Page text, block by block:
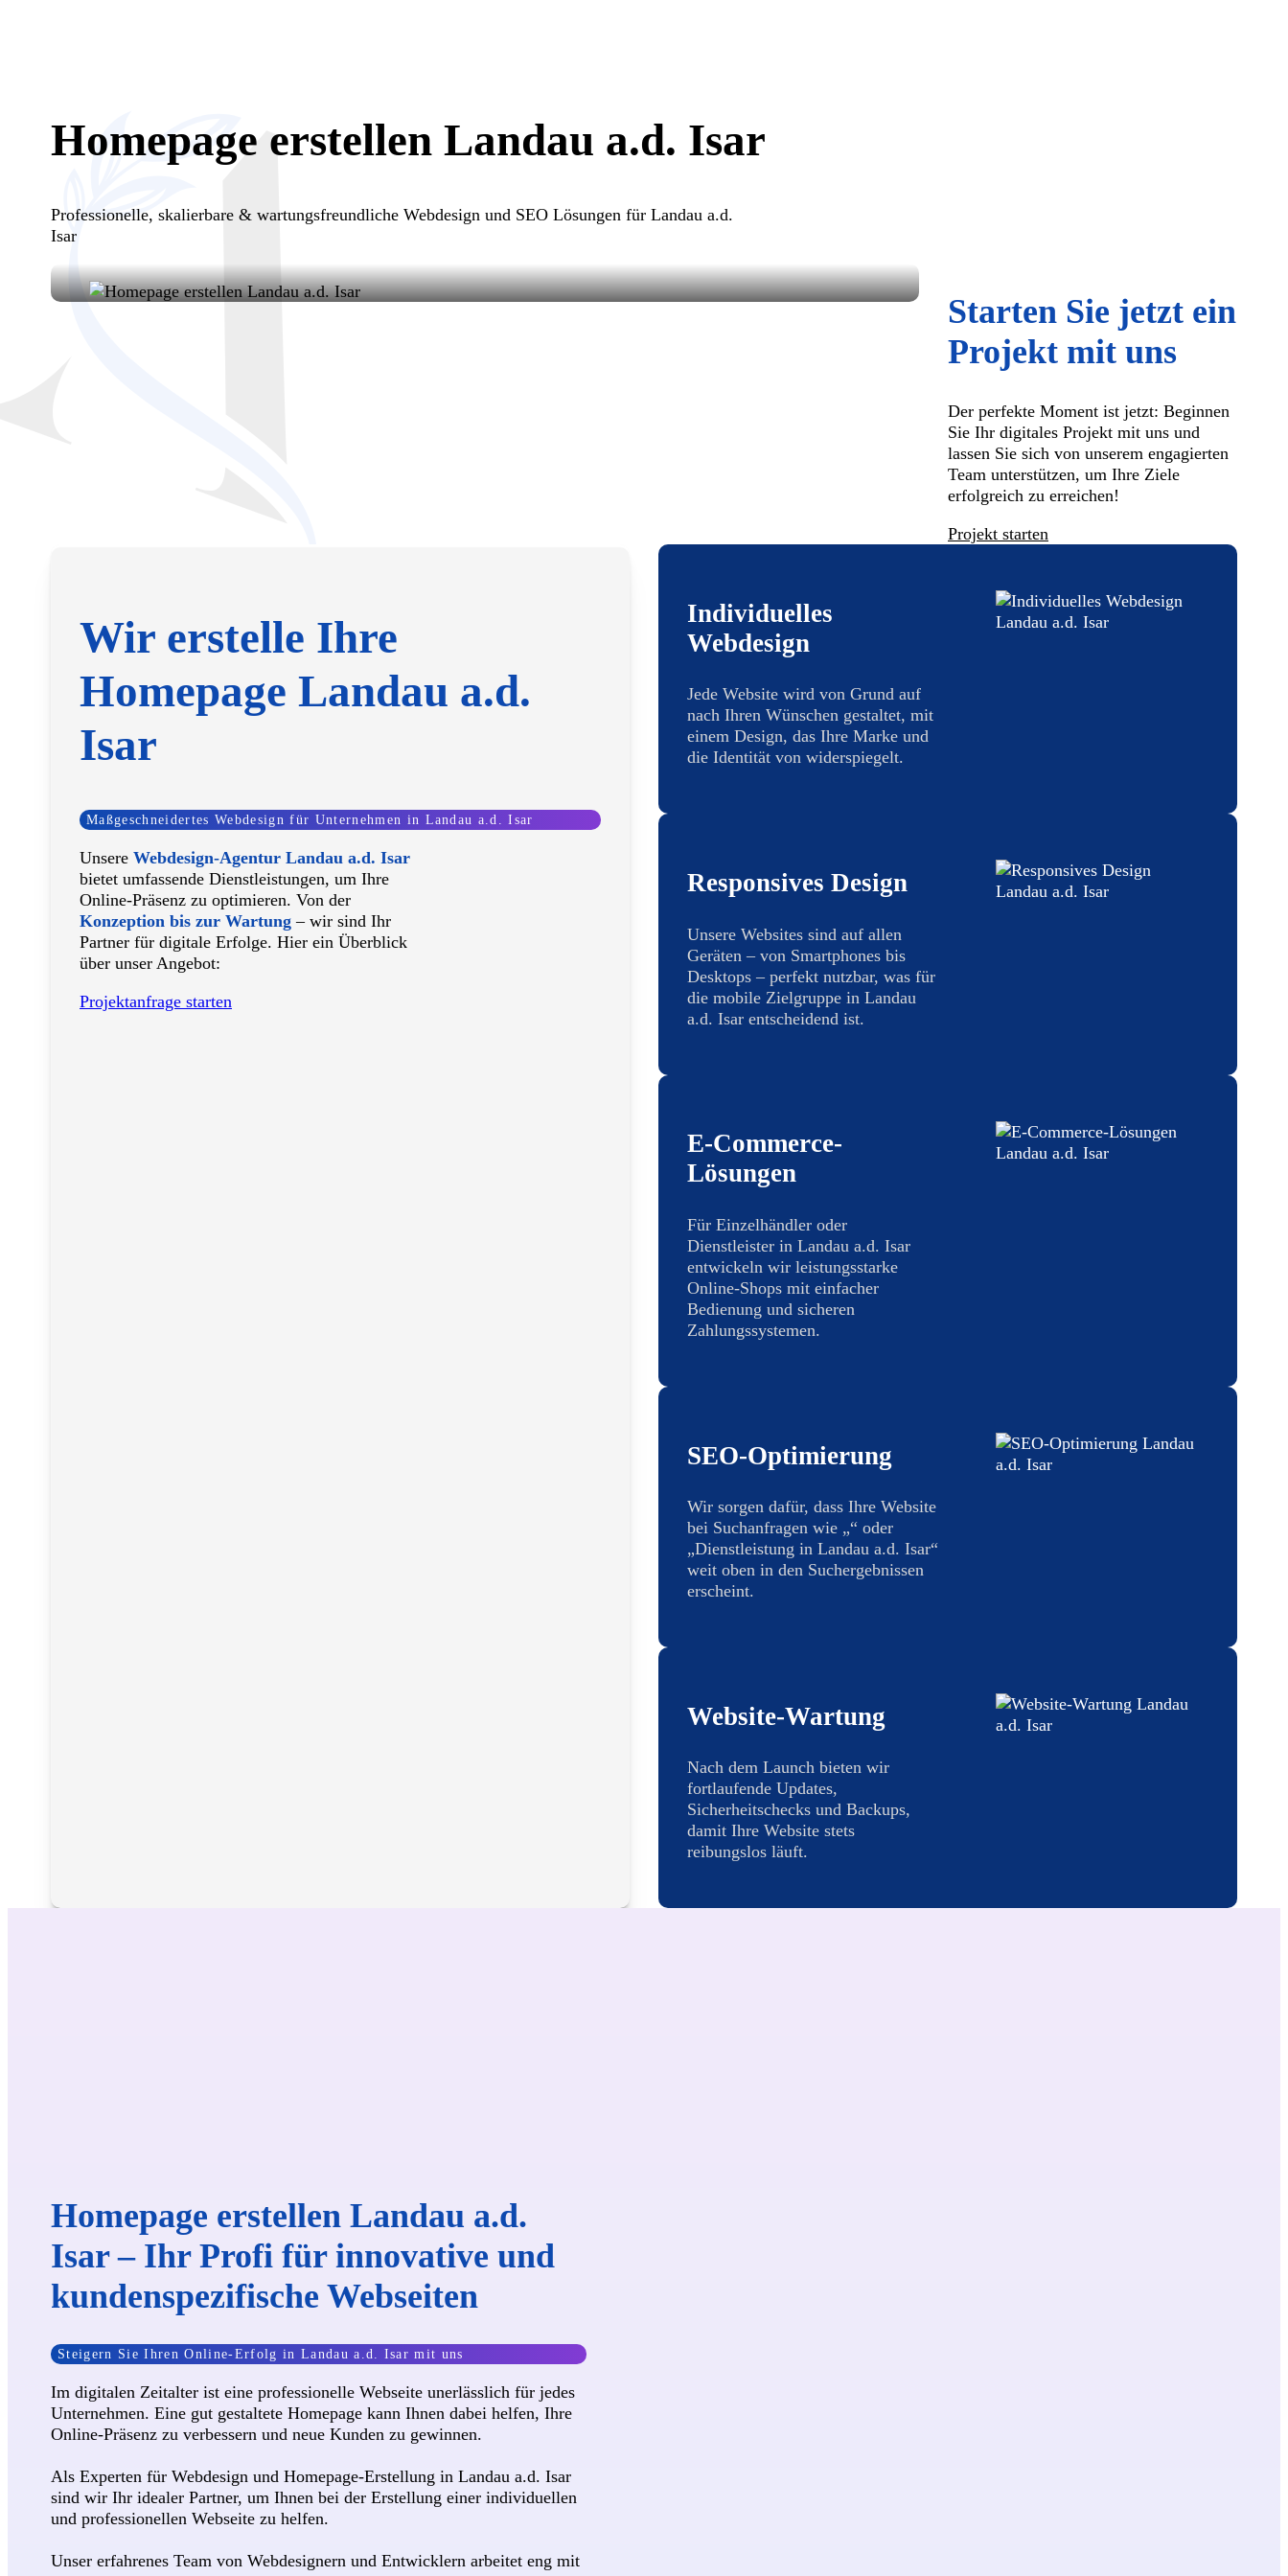
Homepage erstellen Landau a.d. Isar
Professionelle, skalierbare & wartungsfreundliche Webdesign und SEO Lösungen für Landau a.d.
Isar
Starten Sie jetzt ein
Projekt mit uns
Der perfekte Moment ist jetzt: Beginnen
Sie Ihr digitales Projekt mit uns und
lassen Sie sich von unserem engagierten
Team unterstützen, um Ihre Ziele
erfolgreich zu erreichen!
Projekt starten
Wir erstelle Ihre
Homepage Landau a.d.
Isar
Maßgeschneidertes Webdesign für Unternehmen in Landau a.d. Isar
Unsere Webdesign-Agentur Landau a.d. Isar
bietet umfassende Dienstleistungen, um Ihre
Online-Präsenz zu optimieren. Von der
Konzeption bis zur Wartung – wir sind Ihr
Partner für digitale Erfolge. Hier ein Überblick
über unser Angebot:
Projektanfrage starten
Individuelles
Webdesign
Jede Website wird von Grund auf
nach Ihren Wünschen gestaltet, mit
einem Design, das Ihre Marke und
die Identität von widerspiegelt.
Responsives Design
Unsere Websites sind auf allen
Geräten – von Smartphones bis
Desktops – perfekt nutzbar, was für
die mobile Zielgruppe in Landau
a.d. Isar entscheidend ist.
E-Commerce-
Lösungen
Für Einzelhändler oder
Dienstleister in Landau a.d. Isar
entwickeln wir leistungsstarke
Online-Shops mit einfacher
Bedienung und sicheren
Zahlungssystemen.
SEO-Optimierung
Wir sorgen dafür, dass Ihre Website
bei Suchanfragen wie „“ oder
„Dienstleistung in Landau a.d. Isar“
weit oben in den Suchergebnissen
erscheint.
Website-Wartung
Nach dem Launch bieten wir
fortlaufende Updates,
Sicherheitschecks und Backups,
damit Ihre Website stets
reibungslos läuft.
Homepage erstellen Landau a.d.
Isar – Ihr Profi für innovative und
kundenspezifische Webseiten
Steigern Sie Ihren Online-Erfolg in Landau a.d. Isar mit uns
Im digitalen Zeitalter ist eine professionelle Webseite unerlässlich für jedes
Unternehmen. Eine gut gestaltete Homepage kann Ihnen dabei helfen, Ihre
Online-Präsenz zu verbessern und neue Kunden zu gewinnen.
Als Experten für Webdesign und Homepage-Erstellung in Landau a.d. Isar
sind wir Ihr idealer Partner, um Ihnen bei der Erstellung einer individuellen
und professionellen Webseite zu helfen.
Unser erfahrenes Team von Webdesignern und Entwicklern arbeitet eng mit